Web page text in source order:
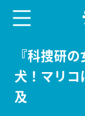
『科捜研
犬！マリ
及